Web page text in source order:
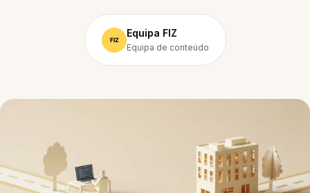
Equipa FIZ
Equipa de conteúdo